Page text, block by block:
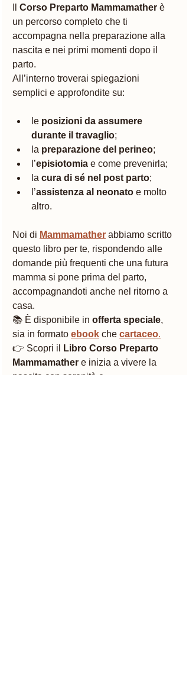
Corso Preparto Mammamather è
un percorso completo che ti
accompagna nella preparazione alla
nascita e nei primi momenti dopo il
parto.
All’interno troverai spiegazioni
semplici e approfondite su:
le posizioni da assumere
durante il travaglio;
la preparazione del perineo;
l’episiotomia e come prevenirla;
la cura di sé nel post parto;
l’assistenza al neonato e molto
altro.
Noi di Mammamather abbiamo scritto
questo libro per te, rispondendo alle
domande più frequenti che una futura
mamma si pone prima del parto,
accompagnandoti anche nel ritorno a
casa.
📚 È disponibile in offerta speciale,
sia in formato ebook che cartaceo.
👉 Scopri il
Libro Corso Preparto
Mammamather e inizia a vivere la
nascita con serenità e